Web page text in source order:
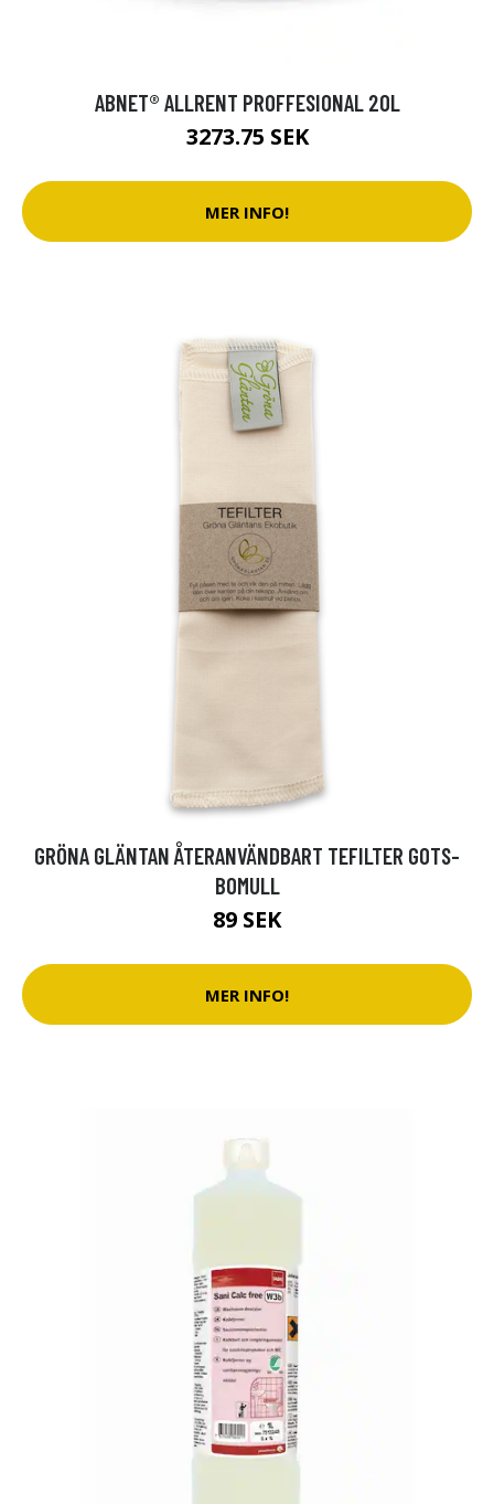
ABNET® ALLRENT PROFFESIONAL 20L
3273.75 SEK
MER INFO!
GRÖNA GLÄNTAN ÅTERANVÄNDBART TEFILTER GOTS-
BOMULL
89 SEK
MER INFO!